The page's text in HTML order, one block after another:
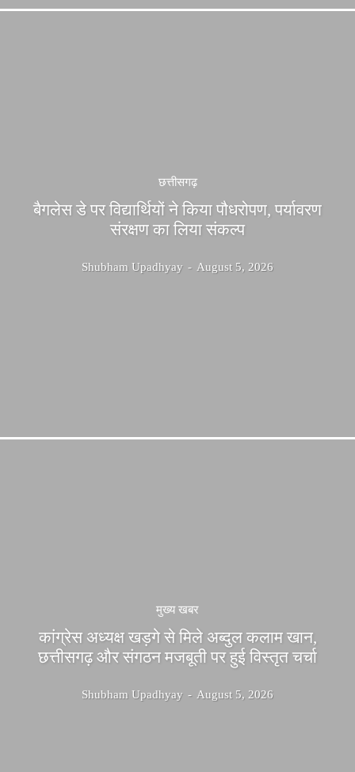
छत्तीसगढ़
बैगलेस डे पर विद्यार्थियों ने किया पौधरोपण, पर्यावरण
संरक्षण का लिया संकल्प
Shubham Upadhyay - August 5, 2026
मुख्य खबर
कांग्रेस अध्यक्ष खड़गे से मिले अब्दुल कलाम खान,
छत्तीसगढ़ और संगठन मजबूती पर हुई विस्तृत चर्चा
Shubham Upadhyay - August 5, 2026